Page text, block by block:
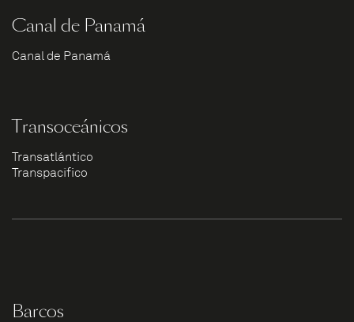
Canal de Panamá
Canal de Panamá
Transoceánicos
Transatlántico
Transpacífico
Barcos